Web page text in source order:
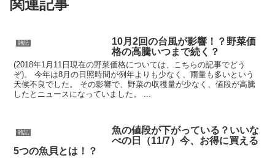
関連記事
雑記
10月2回の台風が影響！？野菜価
格の高騰いつまで続く？
(2018年1月11日現在の野菜価格については、こちらの記事でどう
ぞ)。 今年は8月の日照時間が例年よりも少なく、雨量も多いという
天候不良でした。 その影響で、野菜の収穫量が少なく、値段が高騰
したとニュースになっていました。 ...
雑記
魚の値段が下がっている？いいな
べの日（11/7）今、お得に買える
5つの魚貝とは！？